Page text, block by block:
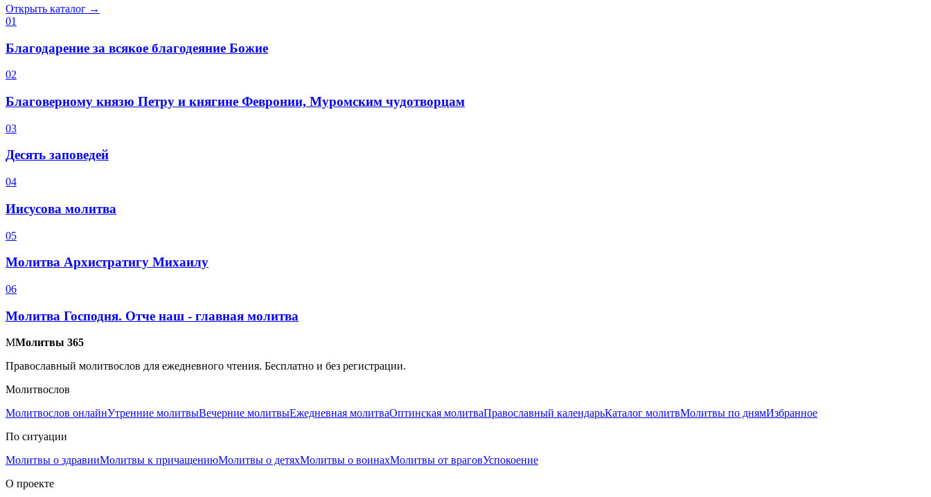
Открыть каталог →
01
Благодарение за всякое благодеяние Божие
02
Благоверному князю Петру и княгине Февронии, Муромским чудотворцам
03
Десять заповедей
04
Иисусова молитва
05
Молитва Архистратигу Михаилу
06
Молитва Господня. Отче наш - главная молитва
ММолитвы 365
Православный молитвослов для ежедневного чтения. Бесплатно и без регистрации.
Молитвослов
Молитвослов онлайнУтренние молитвыВечерние молитвыЕжедневная молитваОптинская молитваПравославный календарьКаталог молитвМолитвы по днямИзбранное
По ситуации
Молитвы о здравииМолитвы к причащениюМолитвы о детяхМолитвы о воинахМолитвы от враговУспокоение
О проекте